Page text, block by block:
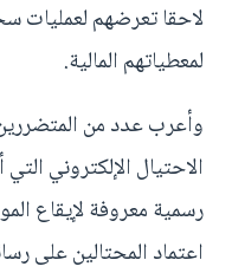
لاحقا تعرضهم لعمليات
لمعطياتهم المالية.
وأعرب عدد من
الاحتيال الإلكتروني
رسمية معروفة لإيقاع
اعتماد المحتالين على